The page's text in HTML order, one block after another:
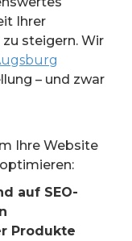
Ihrer
steigern. Wir
– und zwar
Ihre Website
auf SEO-
Produkte